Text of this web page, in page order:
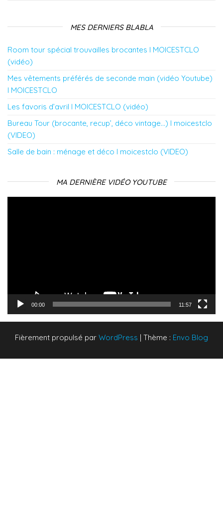
MES DERNIERS BLABLA
Room tour spécial trouvailles brocantes l MOICESTCLO
(vidéo)
Mes vêtements préférés de seconde main (vidéo Youtube)
l MOICESTCLO
Les favoris d’avril l MOICESTCLO (vidéo)
Bureau Tour (brocante, recup’, déco vintage…) l moicestclo
(VIDEO)
Salle de bain : ménage et déco l moicestclo (VIDEO)
MA DERNIÈRE VIDÉO YOUTUBE
00:00 11:57
Fièrement propulsé par WordPress | Thème : Envo Blog